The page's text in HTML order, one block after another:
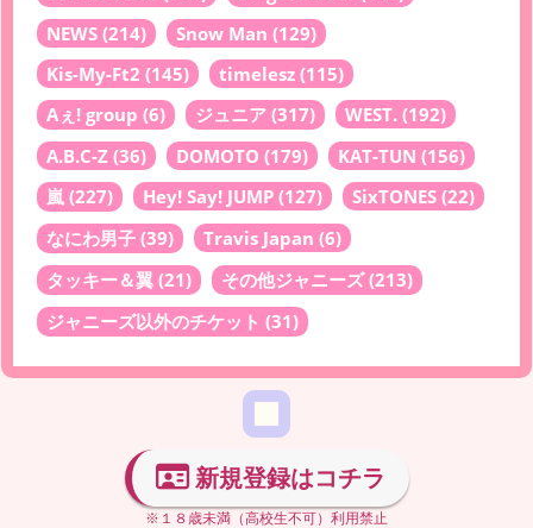
NEWS (214) Snow Man (129)
Kis-My-Ft2 (145) timelesz (115)
Aぇ! group (6) ジュニア (317) WEST. (192)
A.B.C-Z (36) DOMOTO (179) KAT-TUN (156)
嵐 (227) Hey! Say! JUMP (127) SixTONES (22)
なにわ男子 (39) Travis Japan (6)
タッキー＆翼 (21) その他ジャニーズ(213)
ジャニーズ以外のチケット (31)
新規登録はコチラ
※１８歳未満（高校生不可）利用禁止